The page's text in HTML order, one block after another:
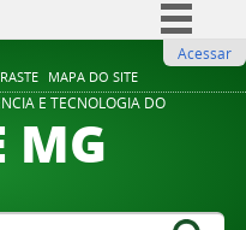
MAPA DO SITE
Comunica BR
Participe
Legislação
Acessar
E TECNOLOGIA DO
MG